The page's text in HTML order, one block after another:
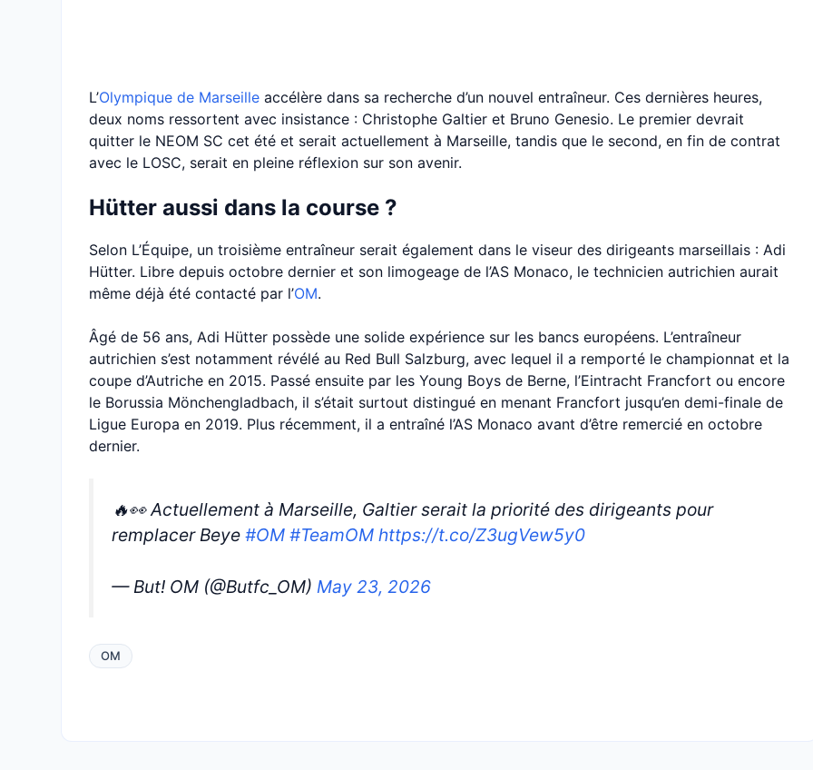
L’Olympique de Marseille accélère dans sa recherche d’un nouvel entraîneur. Ces dernières heures,
deux noms ressortent avec insistance : Christophe Galtier et Bruno Genesio. Le premier devrait
quitter le NEOM SC cet été et serait actuellement à Marseille, tandis que le second, en fin de contrat
avec le LOSC, serait en pleine réflexion sur son avenir.
Hütter aussi dans la course ?
Selon L’Équipe, un troisième entraîneur serait également dans le viseur des dirigeants marseillais : Adi
Hütter. Libre depuis octobre dernier et son limogeage de l’AS Monaco, le technicien autrichien aurait
même déjà été contacté par l’OM.
Âgé de 56 ans, Adi Hütter possède une solide expérience sur les bancs européens. L’entraîneur
autrichien s’est notamment révélé au Red Bull Salzburg, avec lequel il a remporté le championnat et la
coupe d’Autriche en 2015. Passé ensuite par les Young Boys de Berne, l’Eintracht Francfort ou encore
le Borussia Mönchengladbach, il s’était surtout distingué en menant Francfort jusqu’en demi-finale de
Ligue Europa en 2019. Plus récemment, il a entraîné l’AS Monaco avant d’être remercié en octobre
dernier.
🔥👀 Actuellement à Marseille, Galtier serait la priorité des dirigeants pour
remplacer Beye #OM #TeamOM https://t.co/Z3ugVew5y0
— But! OM (@Butfc_OM) May 23, 2026
OM